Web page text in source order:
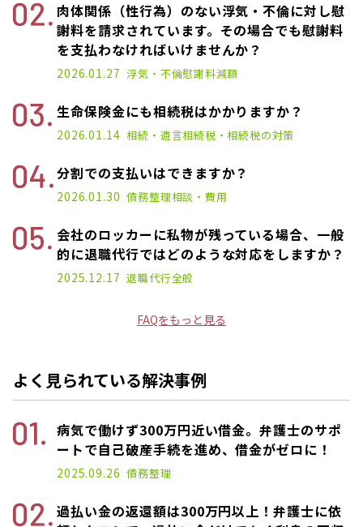
肉体関係（性行為）のない浮気・不倫に対し慰
謝料を請求されています。その場合でも慰謝料
を支払わなければいけませんか？
2026.01.27 浮気・不倫慰謝料減額
生命保険金にも相続税はかかりますか？
2026.01.14 相続・遺言相続税・相続税の対策
分割での支払いはできますか？
2026.01.30 債務整理相談・費用
会社のロッカーに私物が残っている場合、一般
的に退職代行ではどのような対応をしますか？
2025.12.17 退職代行全般
FAQをもっと見る
よく見られている解決事例
病気で働けず300万円近い借金。弁護士のサポ
ートで自己破産手続を進め、借金がゼロに！
2025.09.26 債務整理
過払い金の返還額は300万円以上！弁護士に依